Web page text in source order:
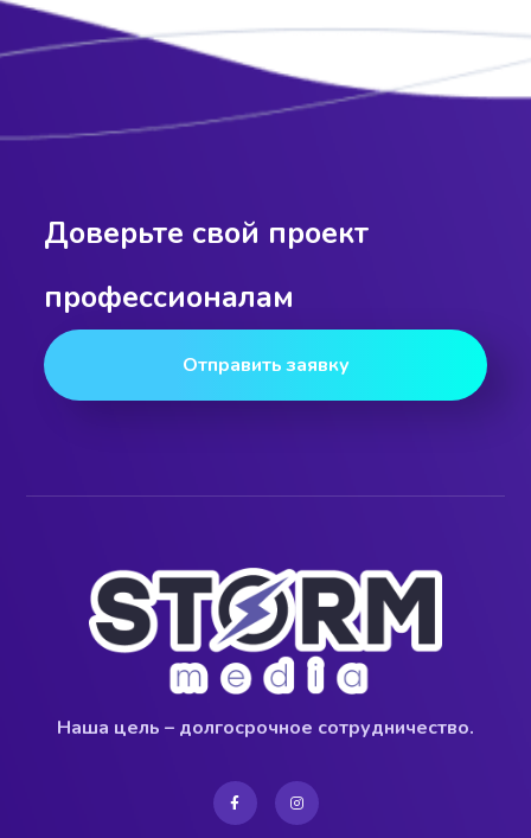
Доверьте свой проект
профессионалам
Отправить заявку
Наша цель – долгосрочное сотрудничество.